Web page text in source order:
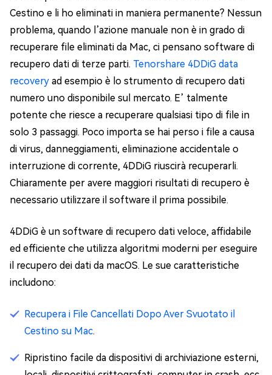
Cestino e li ho eliminati in maniera permanente? Nessun
problema, quando l’azione manuale non è in grado di
recuperare file eliminati da Mac, ci pensano software di
recupero dati di terze parti. Tenorshare 4DDiG data
recovery ad esempio è lo strumento di recupero dati
numero uno disponibile sul mercato. E’ talmente
potente che riesce a recuperare qualsiasi tipo di file in
solo 3 passaggi. Poco importa se hai perso i file a causa
di virus, danneggiamenti, eliminazione accidentale o
interruzione di corrente, 4DDiG riuscirà recuperarli.
Chiaramente per avere maggiori risultati di recupero è
necessario utilizzare il software il prima possibile.
4DDiG è un software di recupero dati veloce, affidabile
ed efficiente che utilizza algoritmi moderni per eseguire
il recupero dei dati da macOS. Le sue caratteristiche
includono:
Recupera i File Cancellati Dopo Aver Svuotato il
Cestino su Mac.
Ripristino facile da dispositivi di archiviazione esterni,